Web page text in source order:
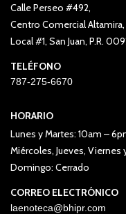
Calle Perseo #492,
Centro Comercial Altamira,
Local #1, San Juan, P.R.
TELÉFONO
787-275-6670
HORARIO
Lunes y Martes: 10am –
Miércoles, Jueves, Viernes
Domingo: Cerrado
CORREO ELECTRÓNICO
laenoteca@bhipr.com